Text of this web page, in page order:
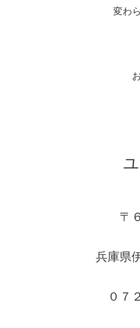
変わ
〒
兵庫県
０７